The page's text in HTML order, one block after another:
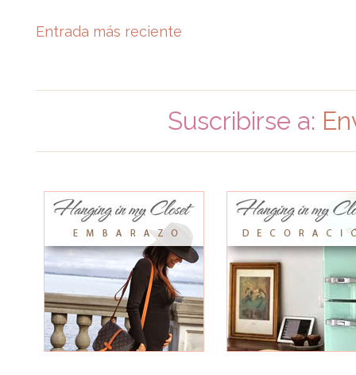
Entrada más reciente
Suscribirse a: